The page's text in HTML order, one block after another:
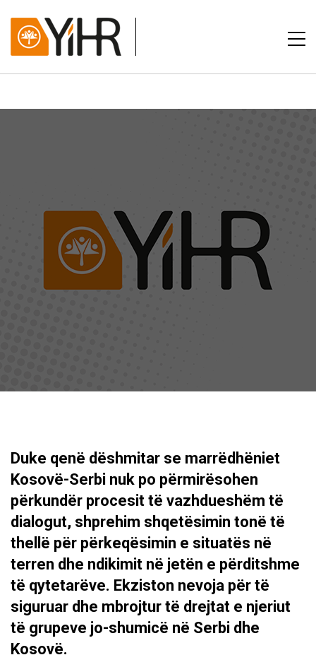
Duke qenë dëshmitar se marrëdhëniet
Kosovë-Serbi nuk po përmirësohen
përkundër procesit të vazhdueshëm të
dialogut, shprehim shqetësimin tonë të
thellë për përkeqësimin e situatës në
terren dhe ndikimit në jetën e përditshme
të qytetarëve. Ekziston nevoja për të
siguruar dhe mbrojtur të drejtat e njeriut
të grupeve jo-shumicë në Serbi dhe
Kosovë.